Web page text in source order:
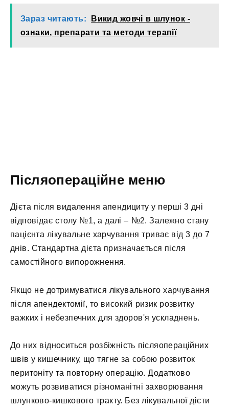
Зараз читають:
Викид жовчі в шлунок -
ознаки, препарати та методи терапії
Післяопераційне меню
Дієта після видалення апендициту у перші 3 дні
відповідає столу №1, а далі – №2. Залежно стану
пацієнта лікувальне харчування триває від 3 до 7
днів. Стандартна дієта призначається після
самостійного випорожнення.
Якщо не дотримуватися лікувального харчування
після апендектомії, то високий ризик розвитку
важких і небезпечних для здоров'я ускладнень.
До них відноситься розбіжність післяопераційних
швів у кишечнику, що тягне за собою розвиток
перитоніту та повторну операцію. Додатково
можуть розвиватися різноманітні захворювання
шлунково-кишкового тракту. Без лікувальної дієти